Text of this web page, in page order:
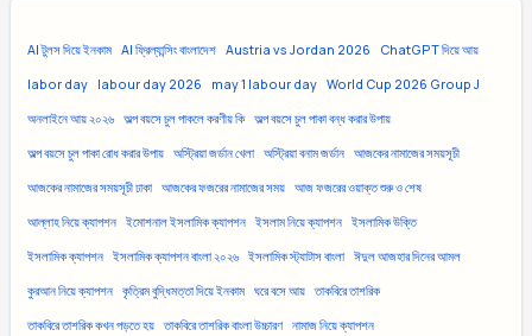
AI টুলস দিয়ে ইনকাম AI ফ্রিল্যান্সিং বাংলাদেশ Austria vs Jordan 2026 ChatGPT দিয়ে আয়
labor day labour day 2026 may 1 labour day World Cup 2026 Group J
অনলাইনে আয় ২০২৬ অল্প বয়সে চুল পাকলে করণীয় কি অল্প বয়সে চুল পাকা বন্ধ করার উপায়
অল্প বয়সে চুল পাকা রোধ করার উপায় অস্ট্রিয়া জর্ডান খেলা অস্ট্রিয়া বনাম জর্ডান আজকের নামাজের সময়সূচী
আজকের নামাজের সময়সূচী ঢাকা আজকের ফজরের নামাজের সময় আজ ফজরের ওয়াক্ত শুরু ও শেষ
আল্লাহ নিয়ে ক্যাপশন ইমোশনাল ইসলামিক ক্যাপশন ইসলাম নিয়ে ক্যাপশন ইসলামিক উক্তি
ইসলামিক ক্যাপশন ইসলামিক ক্যাপশন বাংলা ২০২৬ ইসলামিক স্ট্যাটাস বাংলা ঈদুল আজহার দিনের আমল
কুরআন নিয়ে ক্যাপশন কৃত্রিম বুদ্ধিমত্তা দিয়ে ইনকাম ঘরে বসে আয় তাকবিরে তাশরিক
তাকবিরে তাশরিক কখন পড়তে হয় তাকবিরে তাশরিক বাংলা উচ্চারণ নামাজ নিয়ে ক্যাপশন